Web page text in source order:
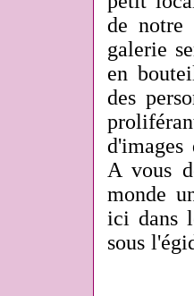
de
galerie
en
des
A vous
monde
ici dans
sous